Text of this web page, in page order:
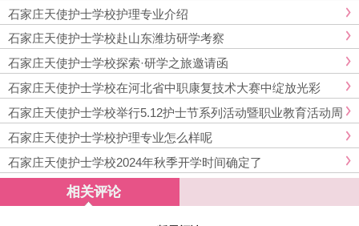
石家庄天使护士学校护理专业介绍
石家庄天使护士学校赴山东潍坊研学考察
石家庄天使护士学校探索·研学之旅邀请函
石家庄天使护士学校在河北省中职康复技术大赛中绽放光彩
石家庄天使护士学校举行5.12护士节系列活动暨职业教育活动周
启动仪式
石家庄天使护士学校护理专业怎么样呢
石家庄天使护士学校2024年秋季开学时间确定了
相关评论